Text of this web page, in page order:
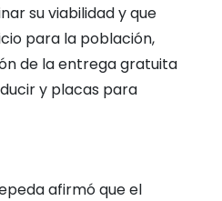
su viabilidad y que
para la población,
de la entrega gratuita
y placas para
afirmó que el